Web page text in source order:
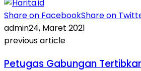
Share on FacebookShare on
admin24, Maret 2021
previous article
Petugas Gabungan